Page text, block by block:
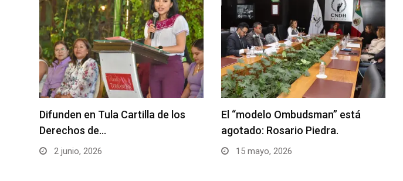
Difunden en Tula Cartilla de los
Derechos de…
2 junio, 2026
El “modelo Ombudsman” está
agotado: Rosario Piedra.
15 mayo, 2026